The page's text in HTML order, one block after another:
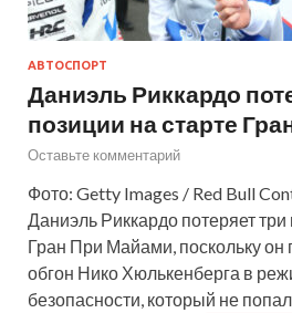
АВТОСПОРТ
Даниэль Риккардо
позиции на старте
Оставьте комментарий
Фото: Getty Images / Red Bull
Даниэль Риккардо потеряет три
Гран При Майами, поскольку он
обгон Нико Хюлькенберга в
безопасности, который не